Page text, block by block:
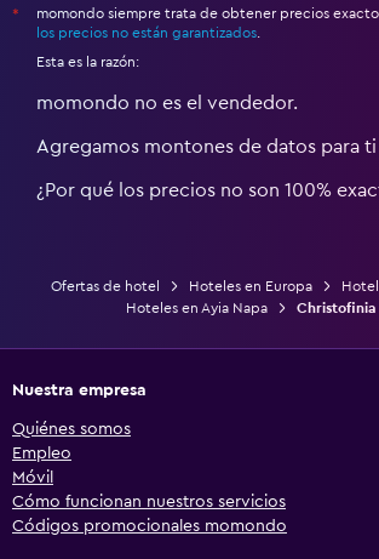
*
momondo siempre trata de obtener precios
los precios no están garantizados
Esta es la razón:
momondo no es el vendedor.
Agregamos montones de datos para ti
¿Por qué los precios no son 100%
Ofertas de hotel Hoteles en Europa
Hoteles en Ayia Napa
Christofinia
Nuestra empresa
Quiénes somos
Empleo
Móvil
Cómo funcionan nuestros servicios
Códigos promocionales momondo